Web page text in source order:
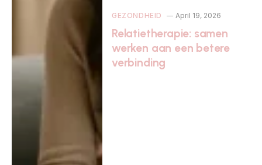
GEZONDHEID April 19, 2026
Relatietherapie: samen
werken aan een betere
verbinding